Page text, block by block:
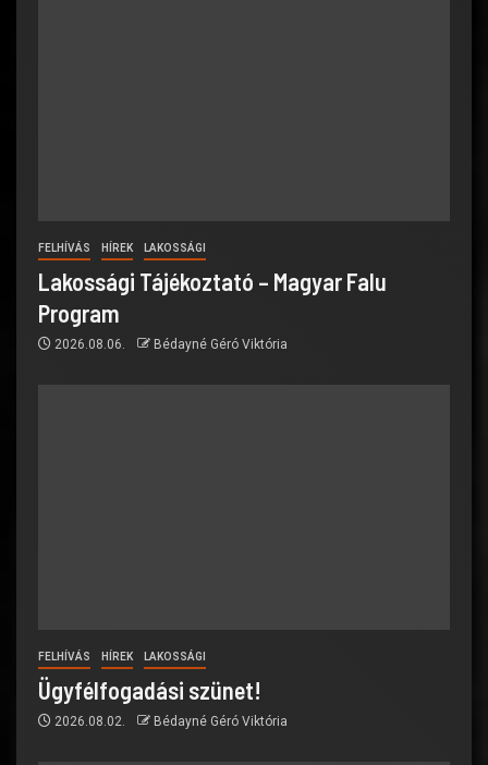
FELHÍVÁS HÍREK LAKOSSÁGI
Lakossági Tájékoztató – Magyar Falu
Program
2026.08.06. Bédayné Géró Viktória
FELHÍVÁS HÍREK LAKOSSÁGI
Ügyfélfogadási szünet!
2026.08.02. Bédayné Géró Viktória